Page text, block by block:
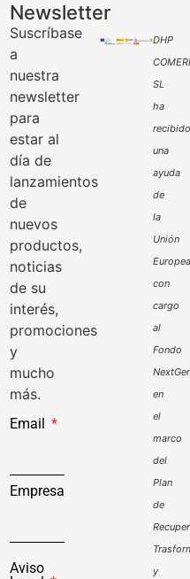
Newsletter
Suscríbase
a
nuestra
newsletter
para
estar al
día de
lanzamientos
de
nuevos
productos,
noticias
de su
interés,
promociones
y
mucho
más.
Email
Empresa
Aviso
DHP
SL
ha
recibido
una
ayuda
de
la
Unión
Europea
con
cargo
al
Fondo
en
el
marco
del
Plan
de
y